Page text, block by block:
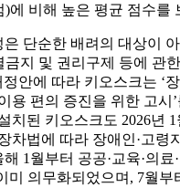
)에 비해 높은 평균 점수를
단순한 배려의 대상이 아
금지 및 권리구제 등에 관
안에 따라 키오스크는 ‘
용 편의 증진을 위한 고시
치된 키오스크도 2026년
차법에 따라 장애인·고령
1월부터 공공·교육·의료
미 의무화되었으며, 7월부